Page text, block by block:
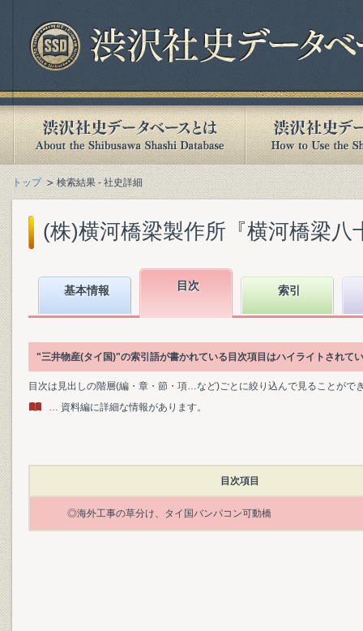
トップ 検索結果 - 社史詳細
(株)横河橋梁製作所『横河橋梁八
基本情報 目次 索引
"三井物産(タイ国)"の索引語が書かれている目次項目はハイライトされて
目次は見出しの階層(編・章・節・項…など)ごとに絞り込んで見ることがで
… 資料編に詳細な情報があります。
目次項目
◎海外工事の草分け、タイ国バンパコン可動橋